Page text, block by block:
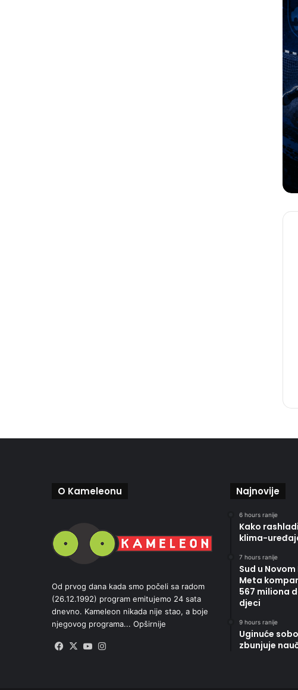
O Kameleonu
Od prvog dana kada smo počeli sa radom
(26.12.1992) program emitujemo 24 sata
dnevno. Kameleon nikada nije stao, a boje
njegovog programa... Opširnije
Facebook
X YouTube
Najnovije
6 hours ranije
Kako
klima-
7 hours ranije
Sud u
Meta
567 miliona
djeci
9 hours ranije
Uginuće
zbunjuje